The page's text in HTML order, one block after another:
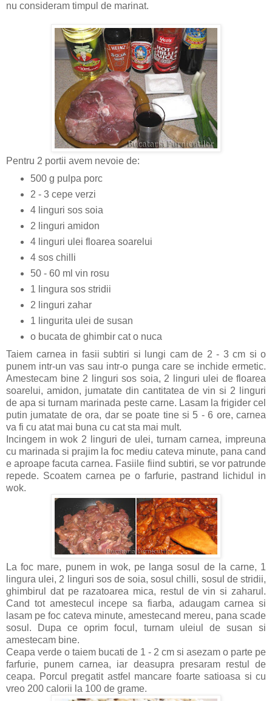
nu consideram timpul de marinat.
Pentru 2 portii avem nevoie de:
500 g pulpa porc
2 - 3 cepe verzi
4 linguri sos soia
2 linguri amidon
4 linguri ulei floarea soarelui
4 sos chilli
50 - 60 ml vin rosu
1 lingura sos stridii
2 linguri zahar
1 lingurita ulei de susan
o bucata de ghimbir cat o nuca
Taiem carnea in fasii subtiri si lungi cam de 2 - 3 cm si o
punem intr-un vas sau intr-o punga care se inchide ermetic.
Amestecam bine 2 linguri sos soia, 2 linguri ulei de floarea
soarelui, amidon, jumatate din cantitatea de vin si 2 linguri
de apa si turnam marinada peste carne. Lasam la frigider cel
putin jumatate de ora, dar se poate tine si 5 - 6 ore, carnea
va fi cu atat mai buna cu cat sta mai mult.
Incingem in wok 2 linguri de ulei, turnam carnea, impreuna
cu marinada si prajim la foc mediu cateva minute, pana cand
e aproape facuta carnea. Fasiile fiind subtiri, se vor patrunde
repede. Scoatem carnea pe o farfurie, pastrand lichidul in
wok.
La foc mare, punem in wok, pe langa sosul de la carne, 1
lingura ulei, 2 linguri sos de soia, sosul chilli, sosul de stridii,
ghimbirul dat pe razatoarea mica, restul de vin si zaharul.
Cand tot amestecul incepe sa fiarba, adaugam carnea si
lasam pe foc cateva minute, amestecand mereu, pana scade
sosul. Dupa ce oprim focul, turnam uleiul de susan si
amestecam bine.
Ceapa verde o taiem bucati de 1 - 2 cm si asezam o parte pe
farfurie, punem carnea, iar deasupra presaram restul de
ceapa. Porcul pregatit astfel mancare foarte satioasa si cu
vreo 200 calorii la 100 de grame.